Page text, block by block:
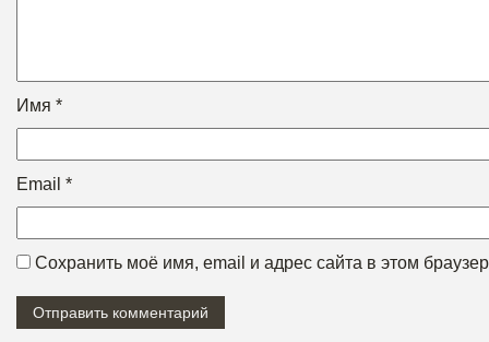
Имя *
Email *
Сохранить моё имя, email и адрес сайта в этом